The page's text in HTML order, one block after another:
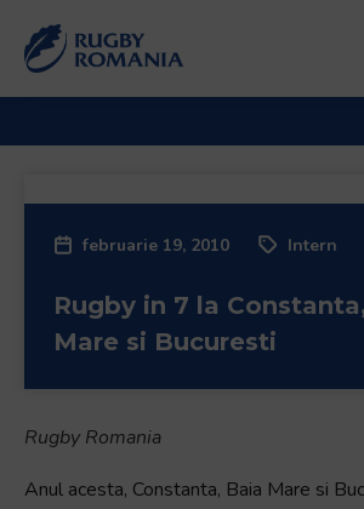
februarie 19, 2010 Intern
Rugby in 7 la
Mare si Bucuresti
Rugby Romania
Anul acesta, Constanta, Baia Mare si